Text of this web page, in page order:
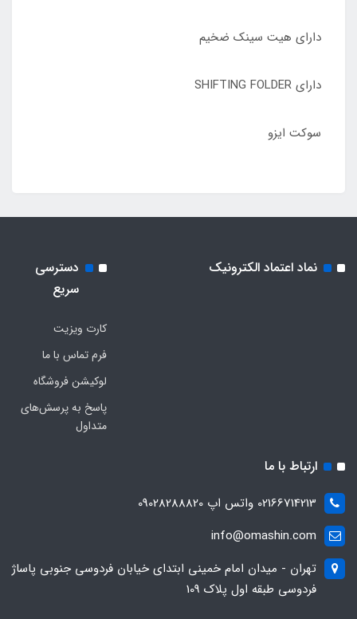
دارای هیت سینک ضخیم
دارای SHIFTING FOLDER
سوکت ایزو
نماد اعتماد الکترونیک
دسترسی
سریع
کارت ویزیت
فرم تماس با ما
لوکیشن فروشگاه
پاسخ به پرسش‌های
متداول
ارتباط با ما
02166714213 واتس اپ 09028288820
info@omashin.com
تهران - میدان امام خمینی ابتدای خیابان فردوسی جنوبی پاساژ
فردوسی طبقه اول پلاک 109